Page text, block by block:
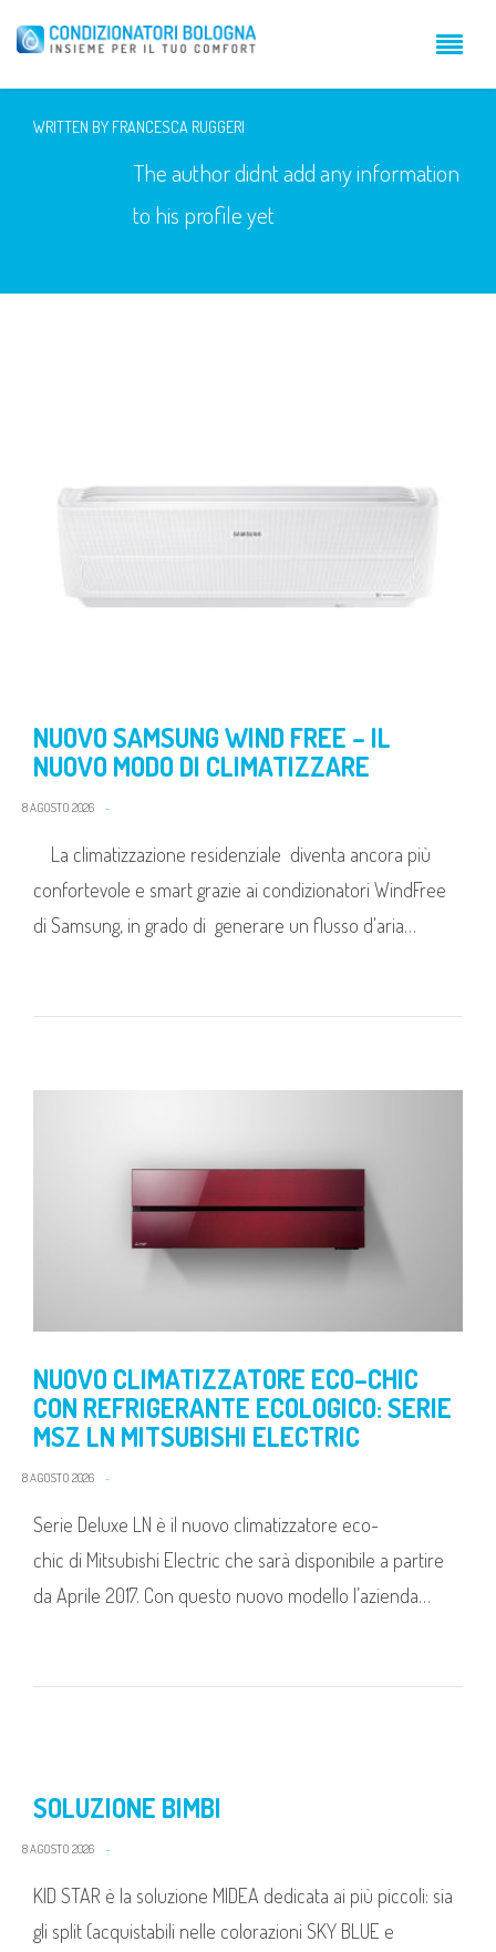
WRITTEN BY FRANCESCA RUGGERI
The author didnt add any information
to his profile yet
NUOVO SAMSUNG WIND FREE – IL
NUOVO MODO DI CLIMATIZZARE
8 AGOSTO 2026
La climatizzazione residenziale diventa ancora più
confortevole e smart grazie ai condizionatori WindFree
di Samsung, in grado di generare un flusso d'aria…
NUOVO CLIMATIZZATORE ECO–CHIC
CON REFRIGERANTE ECOLOGICO: SERIE
MSZ LN MITSUBISHI ELECTRIC
8 AGOSTO 2026
Serie Deluxe LN è il nuovo climatizzatore eco-
chic di Mitsubishi Electric che sarà disponibile a partire
da Aprile 2017. Con questo nuovo modello l’azienda…
SOLUZIONE BIMBI
8 AGOSTO 2026
KID STAR è la soluzione MIDEA dedicata ai più piccoli: sia
gli split (acquistabili nelle colorazioni SKY BLUE e